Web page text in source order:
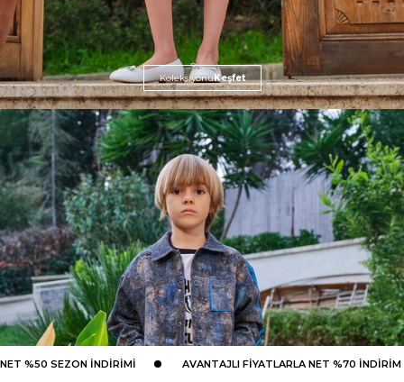
KoleksiyonuKeşfet
NET %50 SEZON İNDİRİMİ AVANTAJLI FİYATLARLA NET %70 İNDİRİM